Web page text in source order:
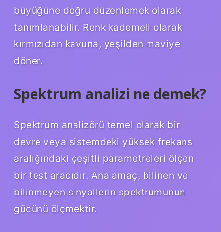
büyüğüne doğru düzenlemek olarak
tanımlanabilir. Renk kademeli olarak
kırmızıdan kavuna, yeşilden maviye
döner.
Spektrum analizi ne demek?
Spektrum analizörü temel olarak bir
devre veya sistemdeki yüksek frekans
aralığındaki çeşitli parametreleri ölçen
bir test aracıdır. Ana amaç, bilinen ve
bilinmeyen sinyallerin spektrumunun
gücünü ölçmektir.